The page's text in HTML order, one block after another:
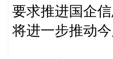
要求推进国企
将进一步推动